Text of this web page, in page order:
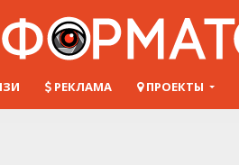
РЕКЛАМА ПРОЕКТЫ